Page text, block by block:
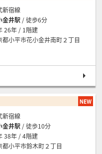
新宿線
金井駅 / 徒歩6分
26年 / 1階建
都小平市花小金井南町２丁目
新宿線
金井駅 / 徒歩10分
38年 / 4階建
都小平市鈴木町２丁目